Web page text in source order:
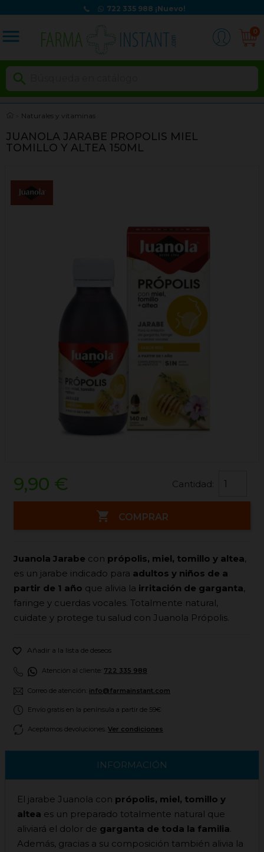
722 335 988 ¡Nuevo!
menu 0

Naturales y vitaminas
JUANOLA JARABE PROPOLIS MIEL
TOMILLO Y ALTEA 150ML
9,90 € Cantidad:
 COMPRAR
Juanola Jarabe con própolis, miel, tomillo y altea,
es un jarabe indicado para adultos y niños de a
partir de 1 año que alivia la irritación de garganta,
faringe y cuerdas vocales. Totalmente natural,
cuidate y protege tu salud con Juanola Própolis.
 Añadir a la lista de deseos
Atención al cliente: 722 335 988
Correo de atención: info@farmainstant.com
Envío gratis en la península a partir de 59€
Aceptamos devoluciones. Ver condiciones
INFORMACIÓN
El jarabe Juanola con própolis, miel, tomillo y
altea es un preparado totalmente natural que
aliviará el dolor de garganta de toda la familia.
Además, gracias a su composición también alivia la